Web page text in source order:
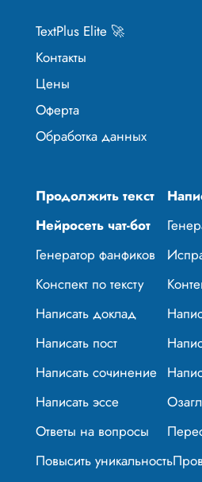
TextPlus Elite 🚀
Контакты
Цены
Оферта
Обработка данных
Продолжить текст
Нейросеть чат-бот
Генератор фанфиков
Конспект по тексту
Написать доклад
Написать пост
Написать сочинение
Написать эссе
Ответы на вопросы
Повысить уникальность